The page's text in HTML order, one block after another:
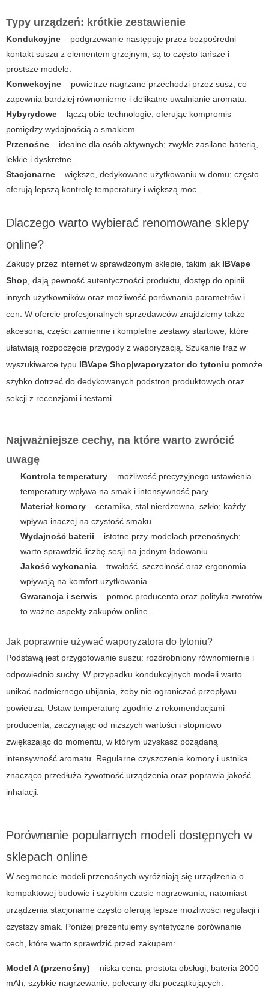
Typy urządzeń: krótkie zestawienie
Kondukcyjne – podgrzewanie następuje przez bezpośredni
kontakt suszu z elementem grzejnym; są to często tańsze i
prostsze modele.
Konwekcyjne – powietrze nagrzane przechodzi przez susz, co
zapewnia bardziej równomierne i delikatne uwalnianie aromatu.
Hybyrydowe – łączą obie technologie, oferując kompromis
pomiędzy wydajnością a smakiem.
Przenośne – idealne dla osób aktywnych; zwykle zasilane baterią,
lekkie i dyskretne.
Stacjonarne – większe, dedykowane użytkowaniu w domu; często
oferują lepszą kontrolę temperatury i większą moc.
Dlaczego warto wybierać renomowane sklepy
online?
Zakupy przez internet w sprawdzonym sklepie, takim jak IBVape
Shop, dają pewność autentyczności produktu, dostęp do opinii
innych użytkowników oraz możliwość porównania parametrów i
cen. W ofercie profesjonalnych sprzedawców znajdziemy także
akcesoria, części zamienne i kompletne zestawy startowe, które
ułatwiają rozpoczęcie przygody z waporyzacją. Szukanie fraz w
wyszukiwarce typu IBVape Shop|waporyzator do tytoniu pomoże
szybko dotrzeć do dedykowanych podstron produktowych oraz
sekcji z recenzjami i testami.
Najważniejsze cechy, na które warto zwrócić
uwagę
Kontrola temperatury – możliwość precyzyjnego ustawienia
temperatury wpływa na smak i intensywność pary.
Materiał komory – ceramika, stal nierdzewna, szkło; każdy
wpływa inaczej na czystość smaku.
Wydajność baterii – istotne przy modelach przenośnych;
warto sprawdzić liczbę sesji na jednym ładowaniu.
Jakość wykonania – trwałość, szczelność oraz ergonomia
wpływają na komfort użytkowania.
Gwarancja i serwis – pomoc producenta oraz polityka zwrotów
to ważne aspekty zakupów online.
Jak poprawnie używać waporyzatora do tytoniu?
Podstawą jest przygotowanie suszu: rozdrobniony równomiernie i
odpowiednio suchy. W przypadku kondukcyjnych modeli warto
unikać nadmiernego ubijania, żeby nie ograniczać przepływu
powietrza. Ustaw temperaturę zgodnie z rekomendacjami
producenta, zaczynając od niższych wartości i stopniowo
zwiększając do momentu, w którym uzyskasz pożądaną
intensywność aromatu. Regularne czyszczenie komory i ustnika
znacząco przedłuża żywotność urządzenia oraz poprawia jakość
inhalacji.
Porównanie popularnych modeli dostępnych w
sklepach online
W segmencie modeli przenośnych wyróżniają się urządzenia o
kompaktowej budowie i szybkim czasie nagrzewania, natomiast
urządzenia stacjonarne często oferują lepsze możliwości regulacji i
czystszy smak. Poniżej prezentujemy syntetyczne porównanie
cech, które warto sprawdzić przed zakupem:
Model A (przenośny) – niska cena, prostota obsługi, bateria 2000
mAh, szybkie nagrzewanie, polecany dla początkujących.